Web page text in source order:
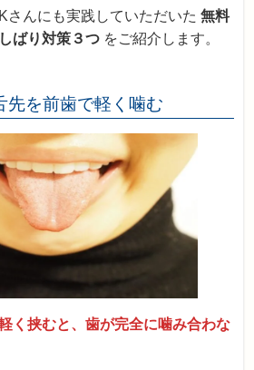
さんにも実践していただいた無料
ばり対策３つ をご紹介します。
を前歯で軽く噛む
く挟むと、歯が完全に噛み合わな